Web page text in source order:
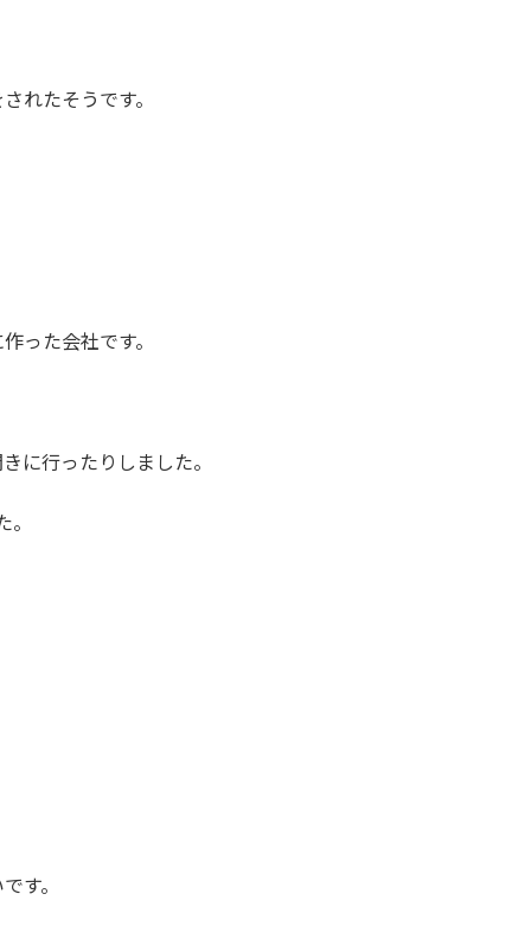
れたそうです。
った会社です。
に行ったりしました。
す。